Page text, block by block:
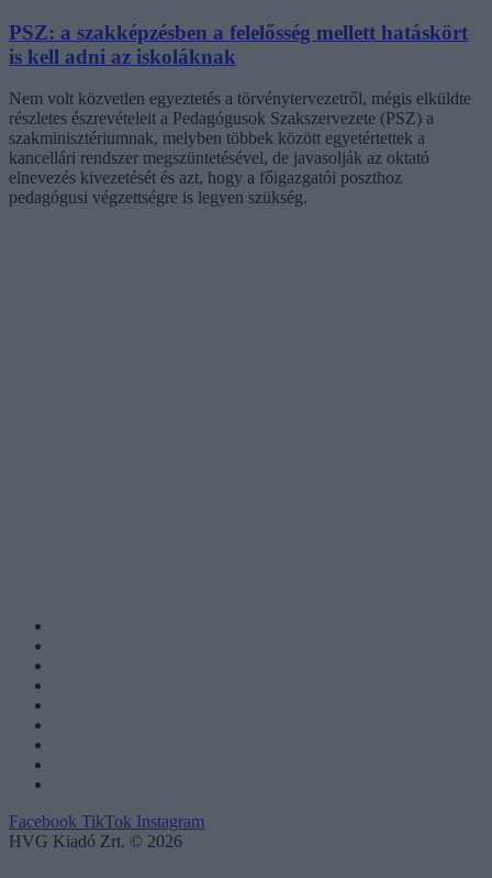
PSZ: a szakképzésben a felelősség mellett hatáskört
is kell adni az iskoláknak
Nem volt közvetlen egyeztetés a törvénytervezetről, mégis elküldte
részletes észrevételeit a Pedagógusok Szakszervezete (PSZ) a
szakminisztériumnak, melyben többek között egyetértettek a
kancellári rendszer megszüntetésével, de javasolják az oktató
elnevezés kivezetését és azt, hogy a főigazgatói poszthoz
pedagógusi végzettségre is legyen szükség.
Facebook TikTok Instagram
HVG Kiadó Zrt. © 2026